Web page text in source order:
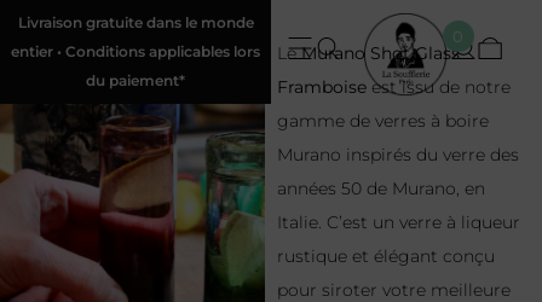
Livraison gratuite dans le monde
entier • Conditions applicables lors
du paiement*
0
LeMurano Shot Glass
Framboiseest issu de notre
gamme de verres à boire
Murano inspirés du verre des
années 50 de Murano, en
Italie. C’est un verre à liqueur
rustique et élégant conçu
pour siroter votre meilleure